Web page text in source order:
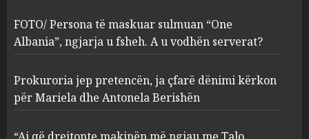
3
ngjarja u fsheh. A u vodhën
serverat?
MARCH 25, 2025
Prokuroria jep pretencën, ja
çfarë dënimi kërkon për
FOTO/ Persona të maskuar sulmuan “One
Albania”, ngjarja u fsheh. A u vodhën serverat?
Prokuroria jep pretencën, ja çfarë dënimi kërkon
për Mariela dhe Antonela Berishën
“Ai që drejtonte makinën më ngjau me Talo